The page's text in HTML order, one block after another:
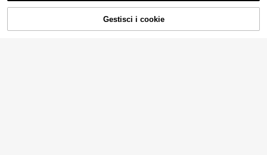
AGGIUNGI AL CARRELLO
Gestisci i cookie